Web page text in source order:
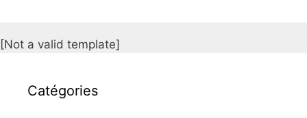
[Not a valid template]
Catégories